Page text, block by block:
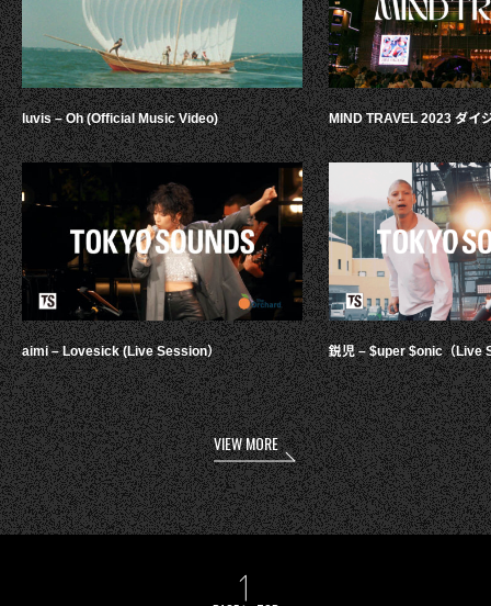
luvis – Oh (Official Music Video)
aimi – Lovesick (Live Session）
MIND TRAVEL 2023 ダイ
鋭児 – $uper $onic（Live
VIEW MORE